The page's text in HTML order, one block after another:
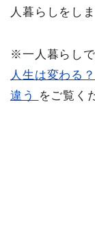
人暮らしをしま
※一人暮らし
人生は変わる
違う
をご覧く